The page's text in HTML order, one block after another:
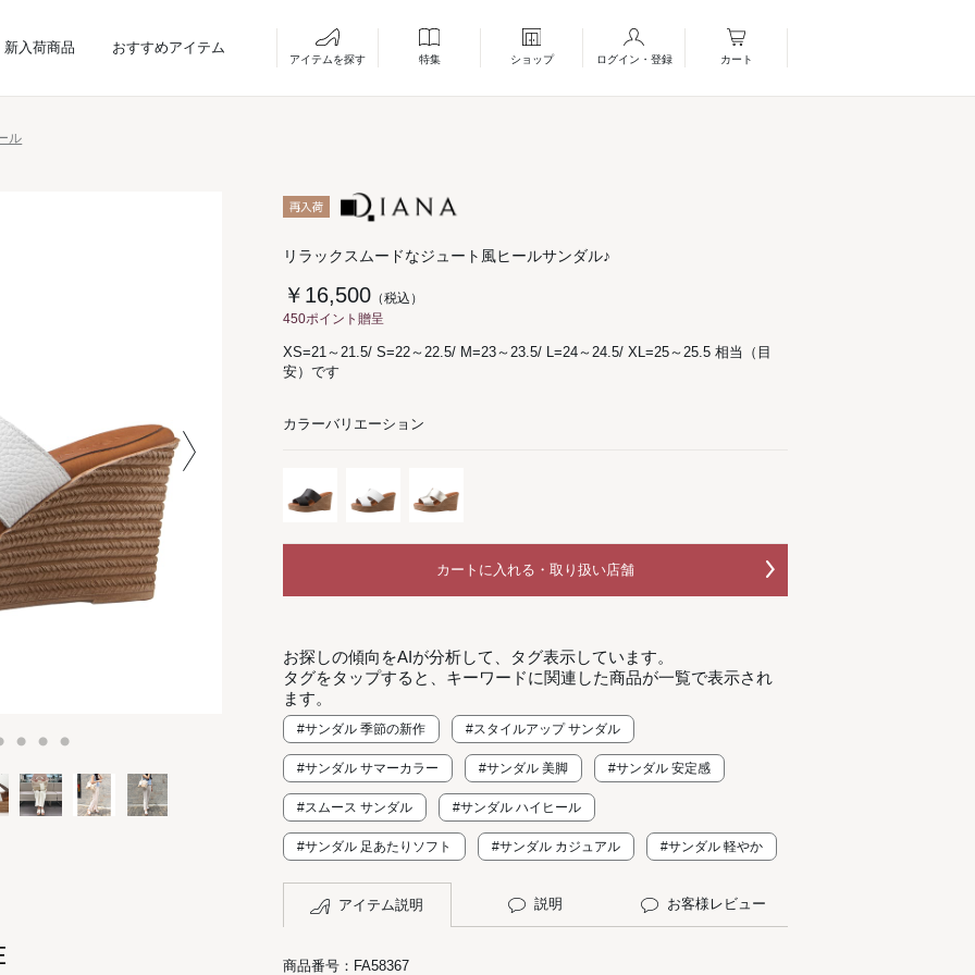
新入荷商品 おすすめアイテム
アイテムを探す 特集 ショップ ログイン・登録 カート
ル
リラックスムードなジュート風ヒールサンダル♪
￥16,500 （税込）
450ポイント贈呈
XS=21～21.5/ S=22～22.5/ M=23～23.5/ L=24～24.5/ XL=25～25.5 相当（目
安）です
カラーバリエーション
カートに入れる・取り扱い店舗
お探しの傾向をAIが分析して、タグ表示しています。
タグをタップすると、キーワードに関連した商品が一覧で表示され
ます。
#サンダル 季節の新作 #スタイルアップ サンダル
#サンダル サマーカラー #サンダル 美脚 #サンダル 安定感
#スムース サンダル #サンダル ハイヒール
#サンダル 足あたりソフト #サンダル カジュアル #サンダル 軽やか
アイテム説明 説明 お客様レビュー
商品番号：FA58367